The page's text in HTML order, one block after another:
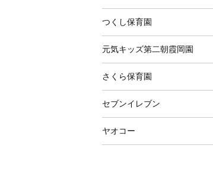
つくし保育園
元気キッズ第二朝霞岡園
さくら保育園
セブンイレブン
ヤオコー